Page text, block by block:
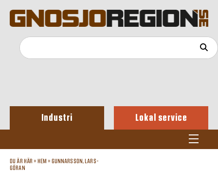
Industri Lokal service
DU ÄR HÄR » HEM » GUNNARSSON, LARS-
GÖRAN